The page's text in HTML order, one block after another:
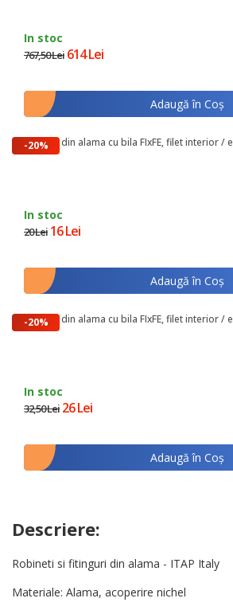
In stoc
767,50 Lei 614 Lei
Adaugă în Coş
-20%
Robinet din alama cu bila FIxFE, filet interior /
In stoc
20 Lei 16 Lei
Adaugă în Coş
-20%
Robinet din alama cu bila FIxFE, filet interior /
In stoc
32,50 Lei 26 Lei
Adaugă în Coş
Descriere:
Robineti si fitinguri din alama - ITAP Italy
Materiale: Alama, acoperire nichel